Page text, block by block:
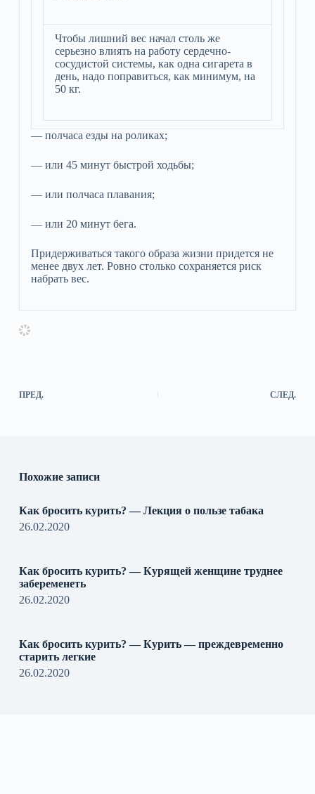
Чтобы лишний вес начал столь же
серьезно влиять на работу сердечно-
сосудистой системы, как одна сигарета в
день, надо поправиться, как минимум, на
50 кг.
— полчаса езды на роликах;
— или 45 минут быстрой ходьбы;
— или полчаса плавания;
— или 20 минут бега.
Придерживаться такого образа жизни придется не
менее двух лет. Ровно столько сохраняется риск
набрать вес.
ПРЕД. СЛЕД.
Похожие записи
Как бросить курить? — Лекция о пользе табака
26.02.2020
Как бросить курить? — Курящей женщине труднее
забеременеть
26.02.2020
Как бросить курить? — Курить — преждевременно
старить легкие
26.02.2020